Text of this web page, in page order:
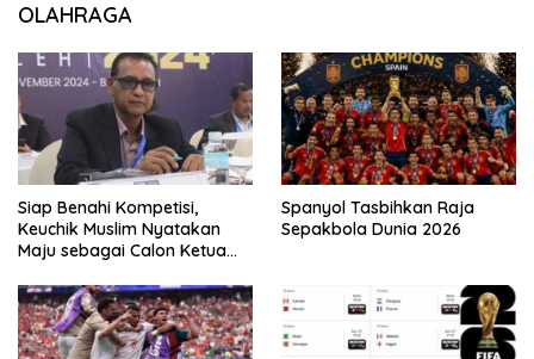
OLAHRAGA
Siap Benahi Kompetisi,
Keuchik Muslim Nyatakan
Maju sebagai Calon Ketua
Spanyol Tasbihkan Raja
Sepakbola Dunia 2026